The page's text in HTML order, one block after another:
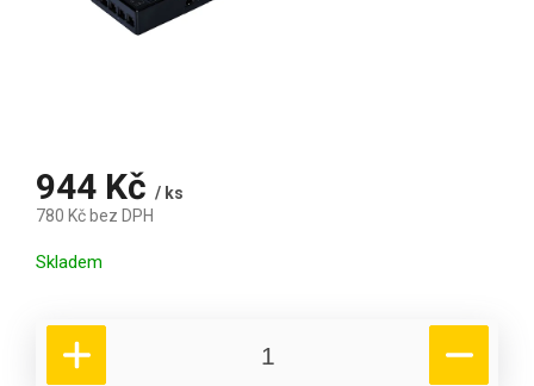
944 Kč / ks
780 Kč bez DPH
Skladem